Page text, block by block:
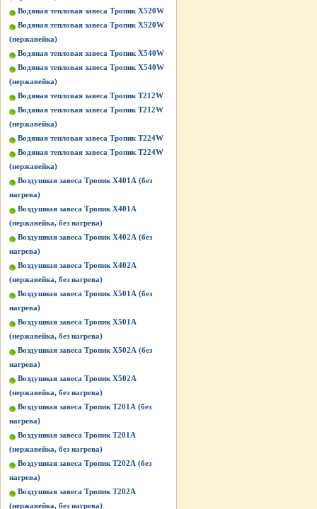
Водяная тепловая завеса Тропик X520W
Водяная тепловая завеса Тропик X520W
(нержавейка)
Водяная тепловая завеса Тропик X540W
Водяная тепловая завеса Тропик X540W
(нержавейка)
Водяная тепловая завеса Тропик Т212W
Водяная тепловая завеса Тропик Т212W
(нержавейка)
Водяная тепловая завеса Тропик Т224W
Водяная тепловая завеса Тропик Т224W
(нержавейка)
Воздушная завеса Тропик X401А (без
нагрева)
Воздушная завеса Тропик X401А
(нержавейка, без нагрева)
Воздушная завеса Тропик X402А (без
нагрева)
Воздушная завеса Тропик X402А
(нержавейка, без нагрева)
Воздушная завеса Тропик X501А (без
нагрева)
Воздушная завеса Тропик X501А
(нержавейка, без нагрева)
Воздушная завеса Тропик X502А (без
нагрева)
Воздушная завеса Тропик X502А
(нержавейка, без нагрева)
Воздушная завеса Тропик Т201А (без
нагрева)
Воздушная завеса Тропик Т201А
(нержавейка, без нагрева)
Воздушная завеса Тропик Т202А (без
нагрева)
Воздушная завеса Тропик Т202А
(нержавейка, без нагрева)